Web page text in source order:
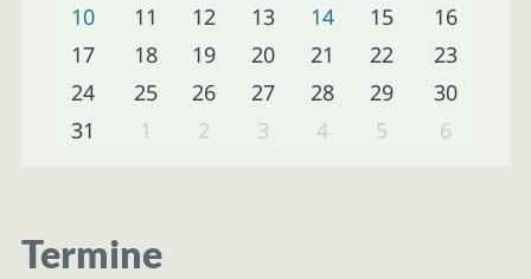
10
11 12 13 14 15
16
17
18 19 20 21 22
23
24
25 26 27 28 29
30
31
1 2 3 4 5 6
Termine